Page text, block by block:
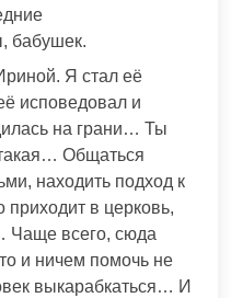
бабушек.
Я стал её
исповедовал и
на грани… Ты
Общаться
находить подход к
в церковь,
Чаще всего, сюда
и ничем помочь не
выкарабкаться… И